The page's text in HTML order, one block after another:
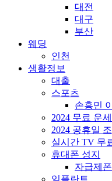
대전
대구
부산
웨딩
인천
생활정보
대출
스포츠
손흥민
2024 무료 운세
2024 공휴일
실시간 TV 무
휴대폰 성지
자급제폰
임플란트